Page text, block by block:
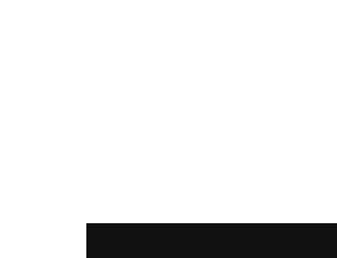
LA PLAYLIST DELLE